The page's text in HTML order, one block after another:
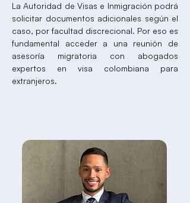
La Autoridad de Visas e Inmigración podrá
solicitar documentos adicionales según el
caso, por facultad discrecional. Por eso es
fundamental acceder a una reunión de
asesoría migratoria con abogados
expertos en visa colombiana para
extranjeros.